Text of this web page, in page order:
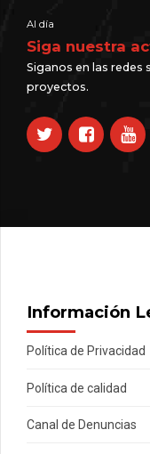
Al día
Siga nuestra
Siganos en las redes
proyectos.
Información
Política de Privacidad
Política de calidad
Canal de Denuncias